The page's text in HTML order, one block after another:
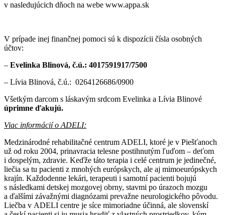
v nasledujúcich dňoch na webe www.appa.sk
V prípade inej finančnej pomoci sú k dispozícii čísla osobných
účtov:
– Evelinka Blinová, č.ú.: 4017591917/7500
– Lívia Blinová, č.ú.: 0264126686/0900
Všetkým darcom s láskavým srdcom Evelinka a Lívia Blinové
úprimne ďakujú.
Viac informácií o ADELI:
Medzinárodné rehabilitačné centrum ADELI, ktoré je v Piešťanoch
už od roku 2004, prinavracia telesne postihnutým ľuďom – deťom
i dospelým, zdravie. Keďže táto terapia i celé centrum je jedinečné,
liečia sa tu pacienti z mnohých európskych, ale aj mimoeurópskych
krajín. Každodenne lekári, terapeuti i samotní pacienti bojujú
s následkami detskej mozgovej obrny, stavmi po úrazoch mozgu
a ďalšími závažnými diagnózami prevažne neurologického pôvodu.
Liečba v ADELI centre je síce mimoriadne účinná, ale slovenskí